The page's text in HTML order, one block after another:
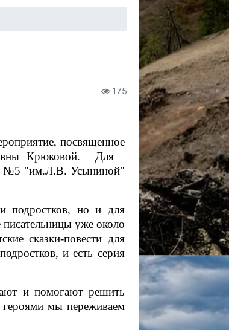
175
посвященное
Крюковой. Для
№5 "им.Л.В. Усыниной"
подростков, но и для
уже около
сказки-повести для
и есть серия
и помогают решить
героями мы переживаем